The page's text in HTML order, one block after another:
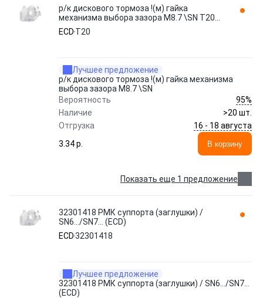
р/к дискового тормоза !(м) гайка
механизма выбора зазора M8.7 \SN T20
ECD
ECD T20
Лучшее предложение
р/к дискового тормоза !(м) гайка механизма
выбора зазора M8.7 \SN
Вероятность
95%
Наличие
>20 шт.
Отгрузка
16 - 18 августа
3.34 p.
В корзину
Показать еще 1 предложение
32301418 РМК суппорта (заглушки) /
SN6.../SN7... (ECD)
ECD32301418
Лучшее предложение
32301418 РМК суппорта (заглушки) / SN6.../SN7...
(ECD)